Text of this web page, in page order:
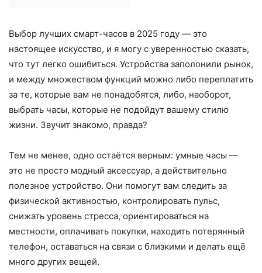
Выбор лучших смарт-часов в 2025 году — это
настоящее искусство, и я могу с уверенностью сказать,
что тут легко ошибиться. Устройства заполонили рынок,
и между множеством функций можно либо переплатить
за те, которые вам не понадобятся, либо, наоборот,
выбрать часы, которые не подойдут вашему стилю
жизни. Звучит знакомо, правда?
Тем не менее, одно остаётся верным: умные часы —
это не просто модный аксессуар, а действительно
полезное устройство. Они помогут вам следить за
физической активностью, контролировать пульс,
снижать уровень стресса, ориентироваться на
местности, оплачивать покупки, находить потерянный
телефон, оставаться на связи с близкими и делать ещё
много других вещей.